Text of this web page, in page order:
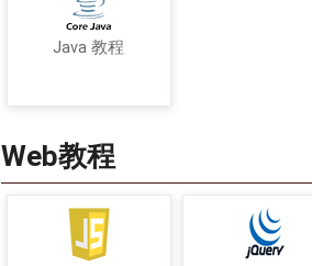
Java 教程
Web教程